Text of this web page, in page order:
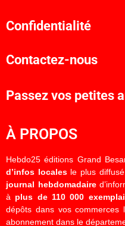
Confidentialité
Contactez-nous
Passez vos petites
À PROPOS
Hebdo25 éditions Grand
d’infos localesle plus diffusé
journal hebdomadaire
à plus de 110 000
dépôts dans vos
abonnement dans le